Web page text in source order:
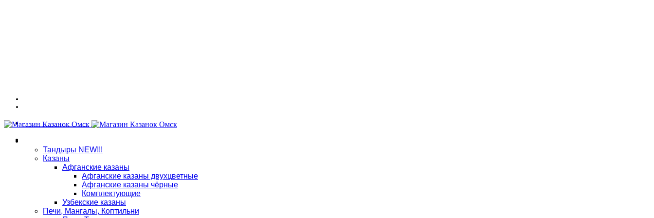
Связаться в WhatsApp
Тандыры NEW!!!
Казаны
Афганские казаны
Афганские казаны двухцветные
Афганские казаны чёрные
Комплектующие
Узбекские казаны
Печи, Мангалы, Коптильни